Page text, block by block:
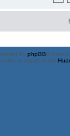
by phpBB®
al español por